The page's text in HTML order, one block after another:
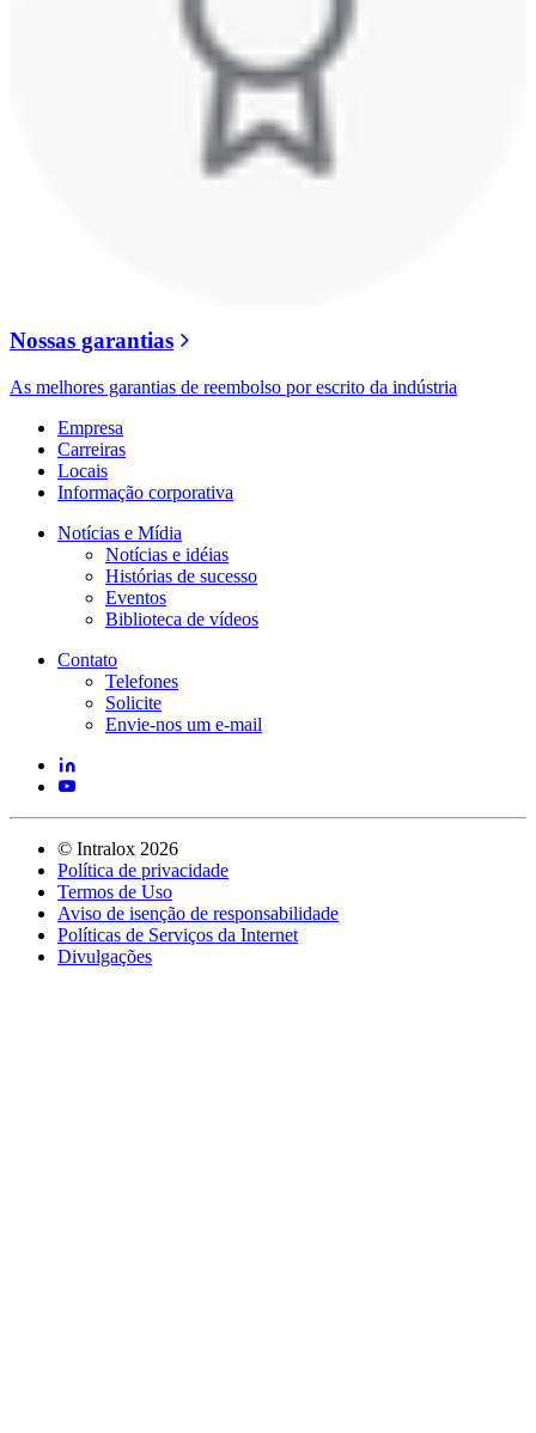
Nossas garantias
As melhores garantias de reembolso por escrito da indústria
Empresa
Carreiras
Locais
Informação corporativa
Notícias e Mídia
Notícias e idéias
Histórias de sucesso
Eventos
Biblioteca de vídeos
Contato
Telefones
Solicite
Envie-nos um e-mail
© Intralox 2026
Política de privacidade
Termos de Uso
Aviso de isenção de responsabilidade
Políticas de Serviços da Internet
Divulgações